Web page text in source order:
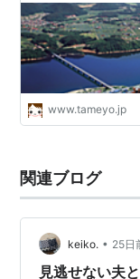
www.tameyo.jp
関連ブログ
keiko. • 25日
見逃せない夫